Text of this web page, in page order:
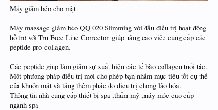
Máy giảm béo cho mặt
Máy massage giảm béo QQ 020 Slimming với đầu điều trị hoạt động
hỗ trợ với Tru Face Line Corrector, giúp nâng cao việc cung cấp các
peptide pro-collagen.
Các peptide giúp làm giảm sự xuất hiện các tế bào collagen tuổi tác.
Một phương pháp điều trị mới cho phép bạn nhắm mục tiêu tốt cụ thể
của khuôn mặt và tăng thêm phác đồ điều trị chống lão hóa.
Thông tin nhà cung cấp thiết bị spa ,thẩm mỹ ,máy móc cao cấp
ngành spa